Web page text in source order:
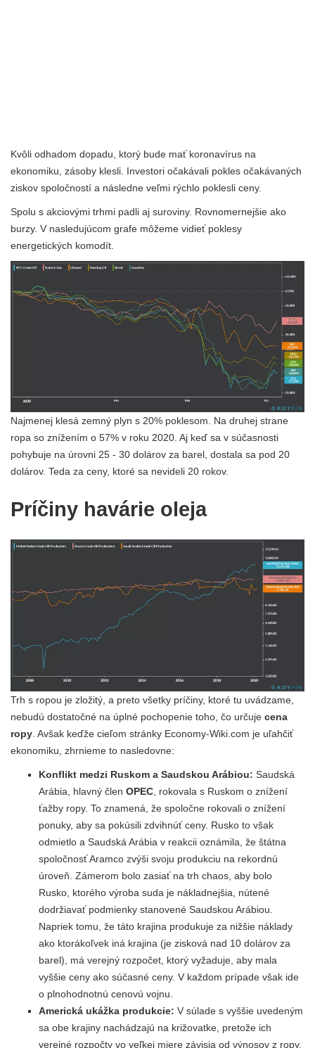
Kvôli odhadom dopadu, ktorý bude mať koronavírus na
ekonomiku, zásoby klesli. Investori očakávali pokles očakávaných
ziskov spoločností a následne veľmi rýchlo poklesli ceny.
Spolu s akciovými trhmi padli aj suroviny. Rovnomernejšie ako
burzy. V nasledujúcom grafe môžeme vidieť poklesy
energetických komodít.
Najmenej klesá zemný plyn s 20% poklesom. Na druhej strane
ropa so znížením o 57% v roku 2020. Aj keď sa v súčasnosti
pohybuje na úrovni 25 - 30 dolárov za barel, dostala sa pod 20
dolárov. Teda za ceny, ktoré sa nevideli 20 rokov.
Príčiny havárie oleja
Trh s ropou je zložitý, a preto všetky príčiny, ktoré tu uvádzame,
nebudú dostatočné na úplné pochopenie toho, čo určuje cena
ropy . Avšak keďže cieľom stránky Economy-Wiki.com je uľahčiť
ekonomiku, zhrnieme to nasledovne:
Konflikt medzi Ruskom a Saudskou Arábiou: Saudská
Arábia, hlavný člen OPEC , rokovala s Ruskom o znížení
ťažby ropy. To znamená, že spoločne rokovali o znížení
ponuky, aby sa pokúsili zdvihnúť ceny. Rusko to však
odmietlo a Saudská Arábia v reakcii oznámila, že štátna
spoločnosť Aramco zvýši svoju produkciu na rekordnú
úroveň. Zámerom bolo zasiať na trh chaos, aby bolo
Rusko, ktorého výroba suda je nákladnejšia, nútené
dodržiavať podmienky stanovené Saudskou Arábiou.
Napriek tomu, že táto krajina produkuje za nižšie náklady
ako ktorákoľvek iná krajina (je zisková nad 10 dolárov za
barel), má verejný rozpočet, ktorý vyžaduje, aby mala
vyššie ceny ako súčasné ceny. V každom prípade však ide
o plnohodnotnú cenovú vojnu.
Americká ukážka produkcie: V súlade s vyššie uvedeným
sa obe krajiny nachádzajú na križovatke, pretože ich
verejné rozpočty vo veľkej miere závisia od výnosov z ropy.